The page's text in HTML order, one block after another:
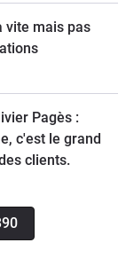
vite mais pas
Pagès :
c'est le grand
clients.